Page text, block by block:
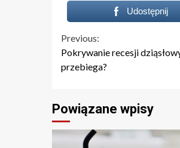
Udostępnij
Continue
Reading
Previous:
Pokrywanie recesji
przebiega?
Powiązane wpisy